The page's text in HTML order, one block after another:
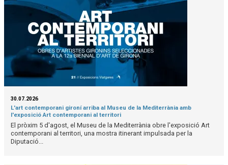
30.07.2026
L'art contemporani gironí arriba al Museu de la Mediterrània amb
l'exposició Art contemporani al territori
El pròxim 5 d'agost, el Museu de la Mediterrània obre l'exposició Art
contemporani al territori, una mostra itinerant impulsada per la
Diputació...